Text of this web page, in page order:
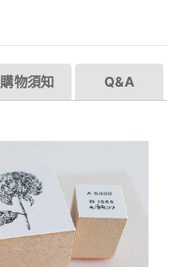
購物須知 Q&A